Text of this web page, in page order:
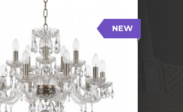
NEW
117/10+5/240 Pa
Тип: Стеклянный рожок
Цвет арматуры: Патина/
Кол-во ламп: 15